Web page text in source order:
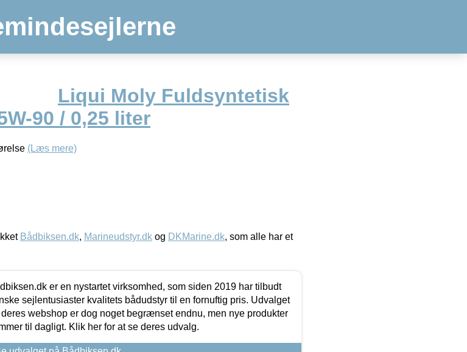
Liqui Moly Fuldsyntetisk
90 / 0,25 liter
(Læs mere)
Bådbiksen.dk, Marineudstyr.dk og DKMarine.dk, som alle har et
er en nystartet virksomhed, som siden 2019 har tilbudt
sejlentusiaster kvalitets bådudstyr til en fornuftig pris. Udvalget
deres webshop er dog noget begrænset endnu, men nye produkter
til dagligt. Klik her for at se deres udvalg.